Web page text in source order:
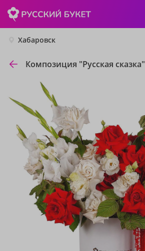
Хабаровск
Композиция "Русская сказка"